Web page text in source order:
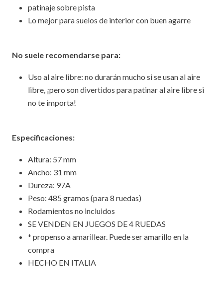
patinaje sobre pista
Lo mejor para suelos de interior con buen agarre
No suele recomendarse para:
Uso al aire libre: no durarán mucho si se usan al aire
libre, ¡pero son divertidos para patinar al aire libre si
no te importa!
Especificaciones:
Altura: 57 mm
Ancho: 31 mm
Dureza: 97A
Peso: 485 gramos (para 8 ruedas)
Rodamientos no incluidos
SE VENDEN EN JUEGOS DE 4 RUEDAS
* propenso a amarillear. Puede ser amarillo en la
compra
HECHO EN ITALIA